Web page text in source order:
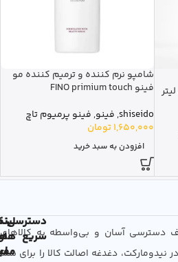
70 میلی لیتر
شامپو نرم کننده و ترمیم کننده مو
فینو FINO primium touch
shiseido
,فینو,فینو پرمیوم تاچ
1,650,000 تومان
افزودن به سبد خرید
از سال 1399 با هدف دسترسی آسان و بی‌واسطه به کالاهای
دغدغه اصالت کالا را برای شما
دسترسی
سریع